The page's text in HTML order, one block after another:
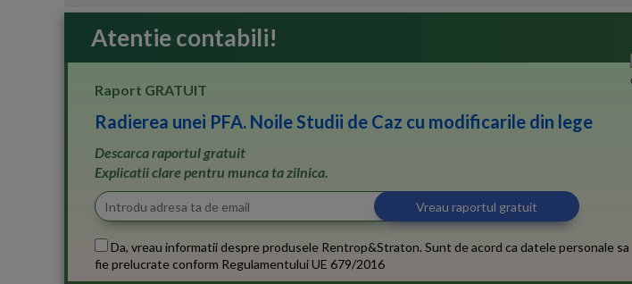
Atentie contabili!
Raport GRATUIT
Radierea unei PFA. Noile Studii de Caz cu modificarile din lege
Descarca raportul gratuit
Explicatii clare pentru munca ta zilnica.
Da, vreau informatii despre produsele Rentrop&Straton. Sunt de acord ca datele personale sa
fie prelucrate conform Regulamentului UE 679/2016